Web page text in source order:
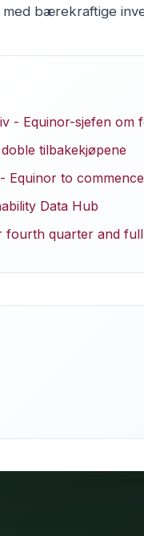
bærekraftige
- Equinor-sjefen om
tilbakekjøpene
Equinor to
Data Hub
fourth quarter and